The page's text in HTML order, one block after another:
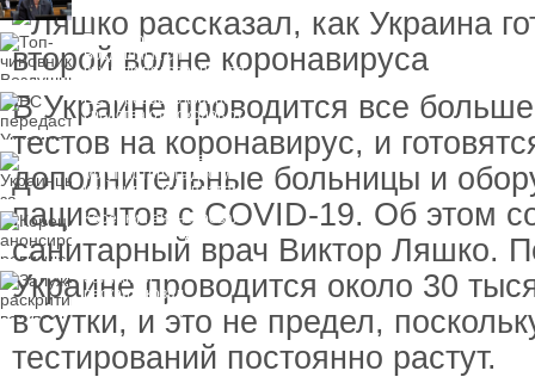
Топ-чиновнику
Воздушных сил
вручили подозрение по
1 млрд гривен
ЕС передаст Украине
средства от доходов от
замороженных активов
России
Украинцы за рубежом
могут потерять доступ
к госжилью и выплатам
Корецкий анонсировал
ревизию госбюджета
Залужный
раскритиковал
вступление Украины в
НАТО и предлагает
другие варианты
В Украине проводится все
тестов на коронавирус, и
дополнительные больницы и
пациентов с COVID-19. Об этом
санитарный врач Виктор Ляшко.
Украине проводится около 30
в сутки, и это не предел,
тестирований постоянно растут.